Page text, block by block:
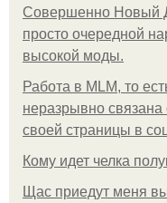
Совершенно Новый
просто очередной
высокой моды.
Работа в MLM, то
неразрывно связана
своей страницы в
Кому идет челка
Щас приедут меня